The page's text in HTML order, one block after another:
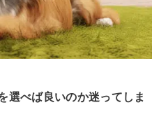
選べば良いのか迷ってしま